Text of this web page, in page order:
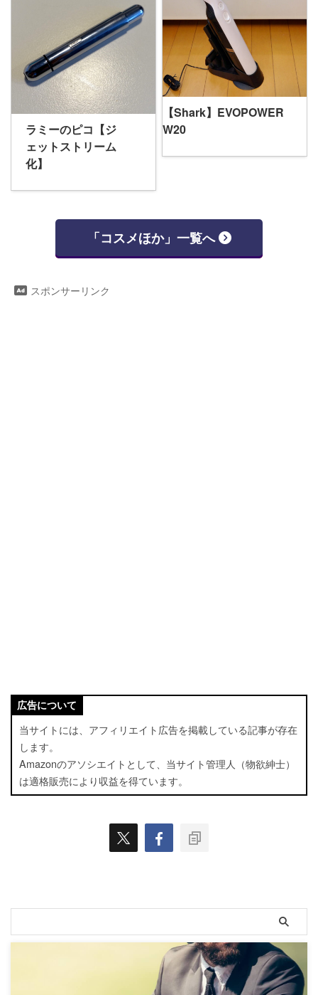
ラミーのピコ【ジ
ェットストリーム
化】
【Shark】EVOPOWER
W20
「コスメほか」一覧へ
スポンサーリンク
広告について
当サイトには、アフィリエイト広告を掲載している記事が存在
します。
Amazonのアソシエイトとして、当サイト管理人（物欲紳士）
は適格販売により収益を得ています。